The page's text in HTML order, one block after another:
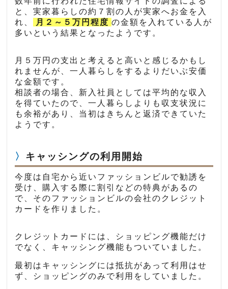
と、実家暮らしの約７割の人が実家へお金を入
れ、
月２～５万円程度 の金額を入れている人が
多いという結果となったようです。
月５万円の支出と考えると高いと感じるかもし
れませんが、一人暮らしをするよりだいぶ安価
な金額です。
相談者の場合、新入社員としては平均的な収入
を得ていたので、一人暮らしよりも収支状況に
も余裕があり、当初はきちんと返済できていた
ようです。
キャッシングの利用開始
今度は自宅から近いファッションビルで勧誘を
受け、購入する際に割引などの特典があるの
で、そのファッションビルの会社のクレジット
カードを作りました。
クレジットカードには、ショッピング機能だけ
でなく、キャッシング機能もついていました。
最初はキャッシングには抵抗があって利用はせ
ず、ショッピングのみで利用をしていました。